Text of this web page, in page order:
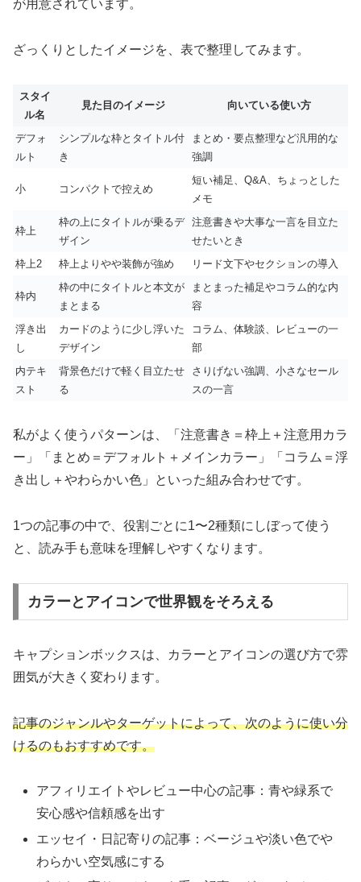
が用意されています。
ざっくりとしたイメージを、表で整理してみます。
スタイ
ル名
見た目のイメージ 向いている使い方
デフォ
ルト
シンプルな枠とタイトル付
き
まとめ・要点整理など汎用的な
強調
小 コンパクトで控えめ
短い補足、Q&A、ちょっとした
メモ
枠上
枠の上にタイトルが乗るデ
ザイン
注意書きや大事な一言を目立た
せたいとき
枠上2
枠上よりやや装飾が強め リード文下やセクションの導入
枠内
枠の中にタイトルと本文が
まとまる
まとまった補足やコラム的な内
容
浮き出
し
カードのように少し浮いた
デザイン
コラム、体験談、レビューの一
部
内テキ
スト
背景色だけで軽く目立たせ
る
さりげない強調、小さなセール
スの一言
私がよく使うパターンは、「注意書き＝枠上＋注意用カラ
ー」「まとめ＝デフォルト＋メインカラー」「コラム＝浮
き出し＋やわらかい色」といった組み合わせです。
1つの記事の中で、役割ごとに1〜2種類にしぼって使う
と、読み手も意味を理解しやすくなります。
カラーとアイコンで世界観をそろえる
キャプションボックスは、カラーとアイコンの選び方で雰
囲気が大きく変わります。
記事のジャンルやターゲットによって、次のように使い分
けるのもおすすめです。
アフィリエイトやレビュー中心の記事：青や緑系で
安心感や信頼感を出す
エッセイ・日記寄りの記事：ベージュや淡い色でや
わらかい空気感にする